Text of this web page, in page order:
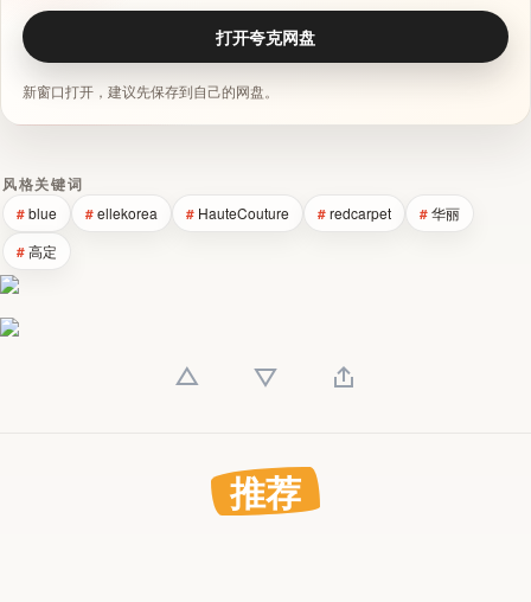
打开夸克网盘
新窗口打开，建议先保存到自己的网盘。
风格关键词
blue ellekorea HauteCouture redcarpet
华丽
高定
推荐